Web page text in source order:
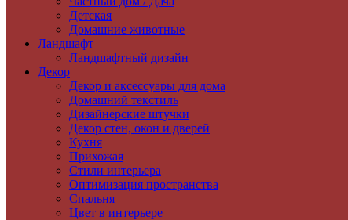
Детская
Домашние животные
Ландшафт
Ландшафтный дизайн
Декор
Декор и аксессуары для дома
Домашний текстиль
Дизайнерские штучки
Декор стен, окон и дверей
Кухня
Прихожая
Стили интерьера
Оптимизация пространства
Спальня
Цвет в интерьере